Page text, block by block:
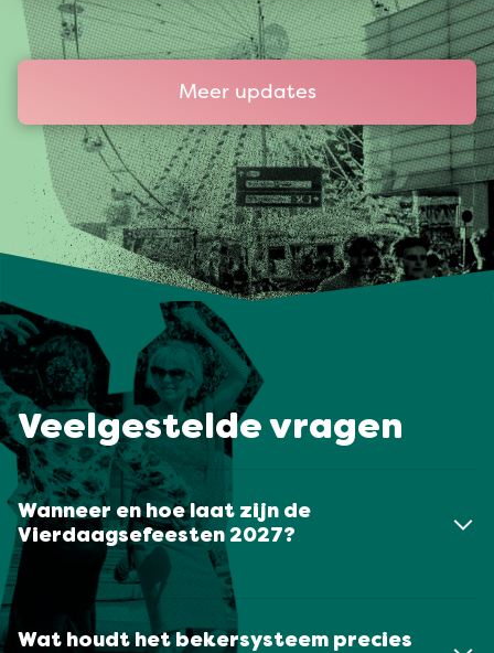
Meer updates
Veelgestelde vragen
Wanneer en hoe laat zijn de
Vierdaagsefeesten 2027?
Wat houdt het bekersysteem precies